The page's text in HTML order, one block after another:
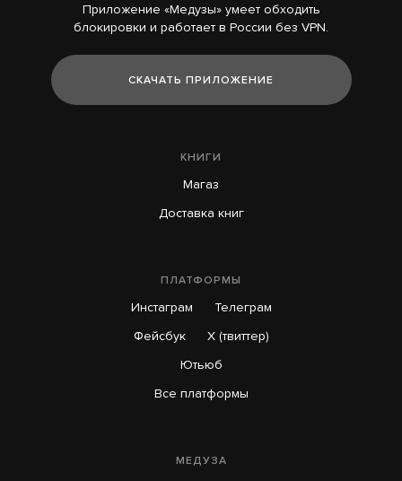
Приложение «Медузы» умеет обходить
блокировки и работает в России без VPN.
СКАЧАТЬ ПРИЛОЖЕНИЕ
КНИГИ
Магаз
Доставка книг
ПЛАТФОРМЫ
Инстаграм
Телеграм
Фейсбук
X (твиттер)
Ютьюб
Все платформы
МЕДУЗА